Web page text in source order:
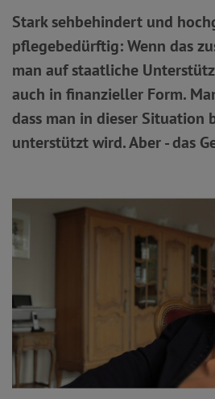
Stark sehbehindert und
pflegebedürftig: Wenn das
man auf staatliche
auch in finanzieller Form.
dass man in dieser Situation
unterstützt wird. Aber - das